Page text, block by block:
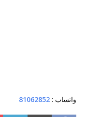
واتساب : 81062852